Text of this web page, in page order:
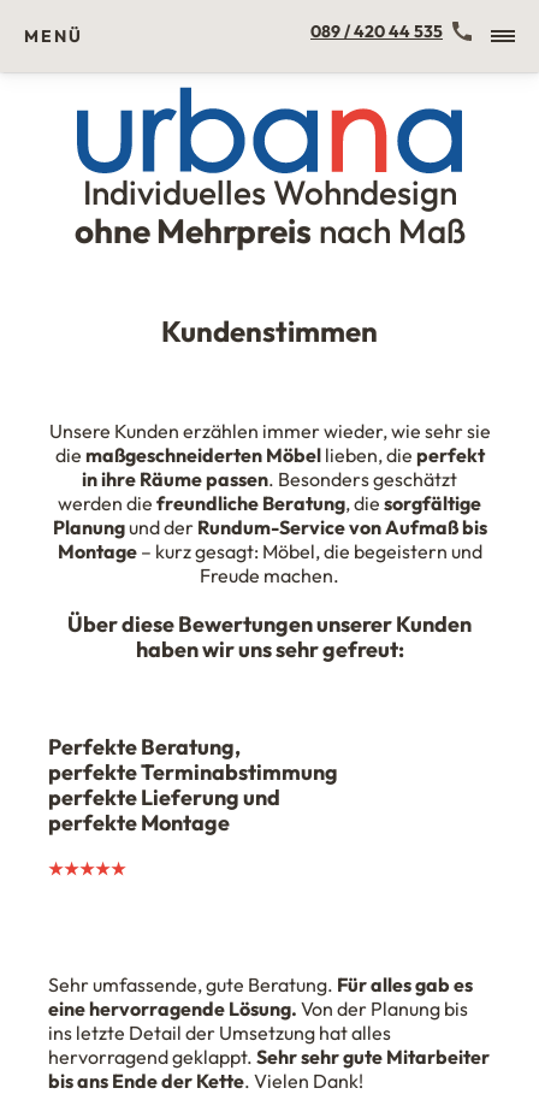
Urbana Möbel
Individuelles Wohndesign
ohne Mehrpreis nach Maß
MENÜ
Kontakt 089 / 420 44 535
Kundenstimmen
Unsere Kunden erzählen immer wieder, wie sehr sie
die maßgeschneiderten Möbellieben, die perfekt
in ihre Räume passen. Besonders geschätzt
werden die freundliche Beratung, die sorgfältige
Planungund der Rundum-Service von Aufmaß bis
Montage– kurz gesagt: Möbel, die begeistern und
Freude machen.
Über diese Bewertungen unserer Kunden
haben wir uns sehr gefreut:
Perfekte Beratung,
perfekte Terminabstimmung
perfekte Lieferung und
perfekte Montage
★★★★★
Sehr umfassende, gute Beratung. Für alles gab es
eine hervorragende Lösung. Von der Planung bis
ins letzte Detail der Umsetzung hat alles
hervorragend geklappt. Sehr sehr gute Mitarbeiter
bis ans Ende der Kette. Vielen Dank!